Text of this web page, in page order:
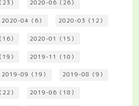
） 2020-06（26）
2020-04（6） 2020-03（12）
） 2020-01（15）
） 2019-11（10）
2019-09（19） 2019-08（9）
） 2019-06（18）